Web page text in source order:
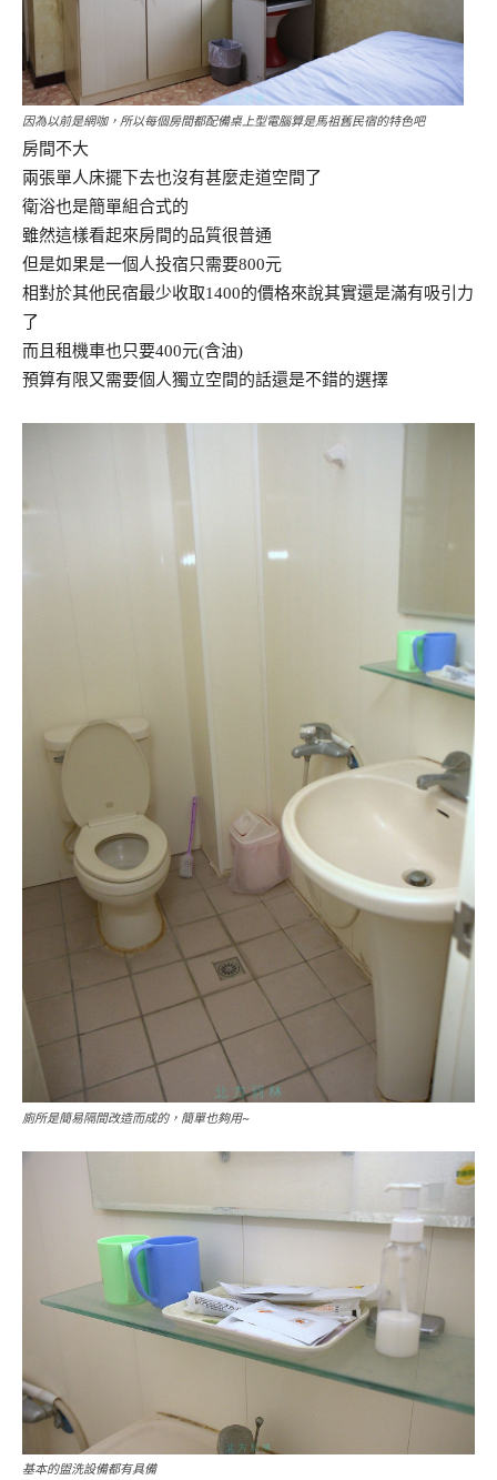
因為以前是網咖，所以每個房間都配備桌上型電腦算是馬祖舊民宿的特色吧
房間不大
兩張單人床擺下去也沒有甚麼走道空間了
衛浴也是簡單組合式的
雖然這樣看起來房間的品質很普通
但是如果是一個人投宿只需要800元
相對於其他民宿最少收取1400的價格來說其實還是滿有吸引力
了
而且租機車也只要400元(含油)
預算有限又需要個人獨立空間的話還是不錯的選擇
廁所是簡易隔間改造而成的，簡單也夠用~
基本的盥洗設備都有具備